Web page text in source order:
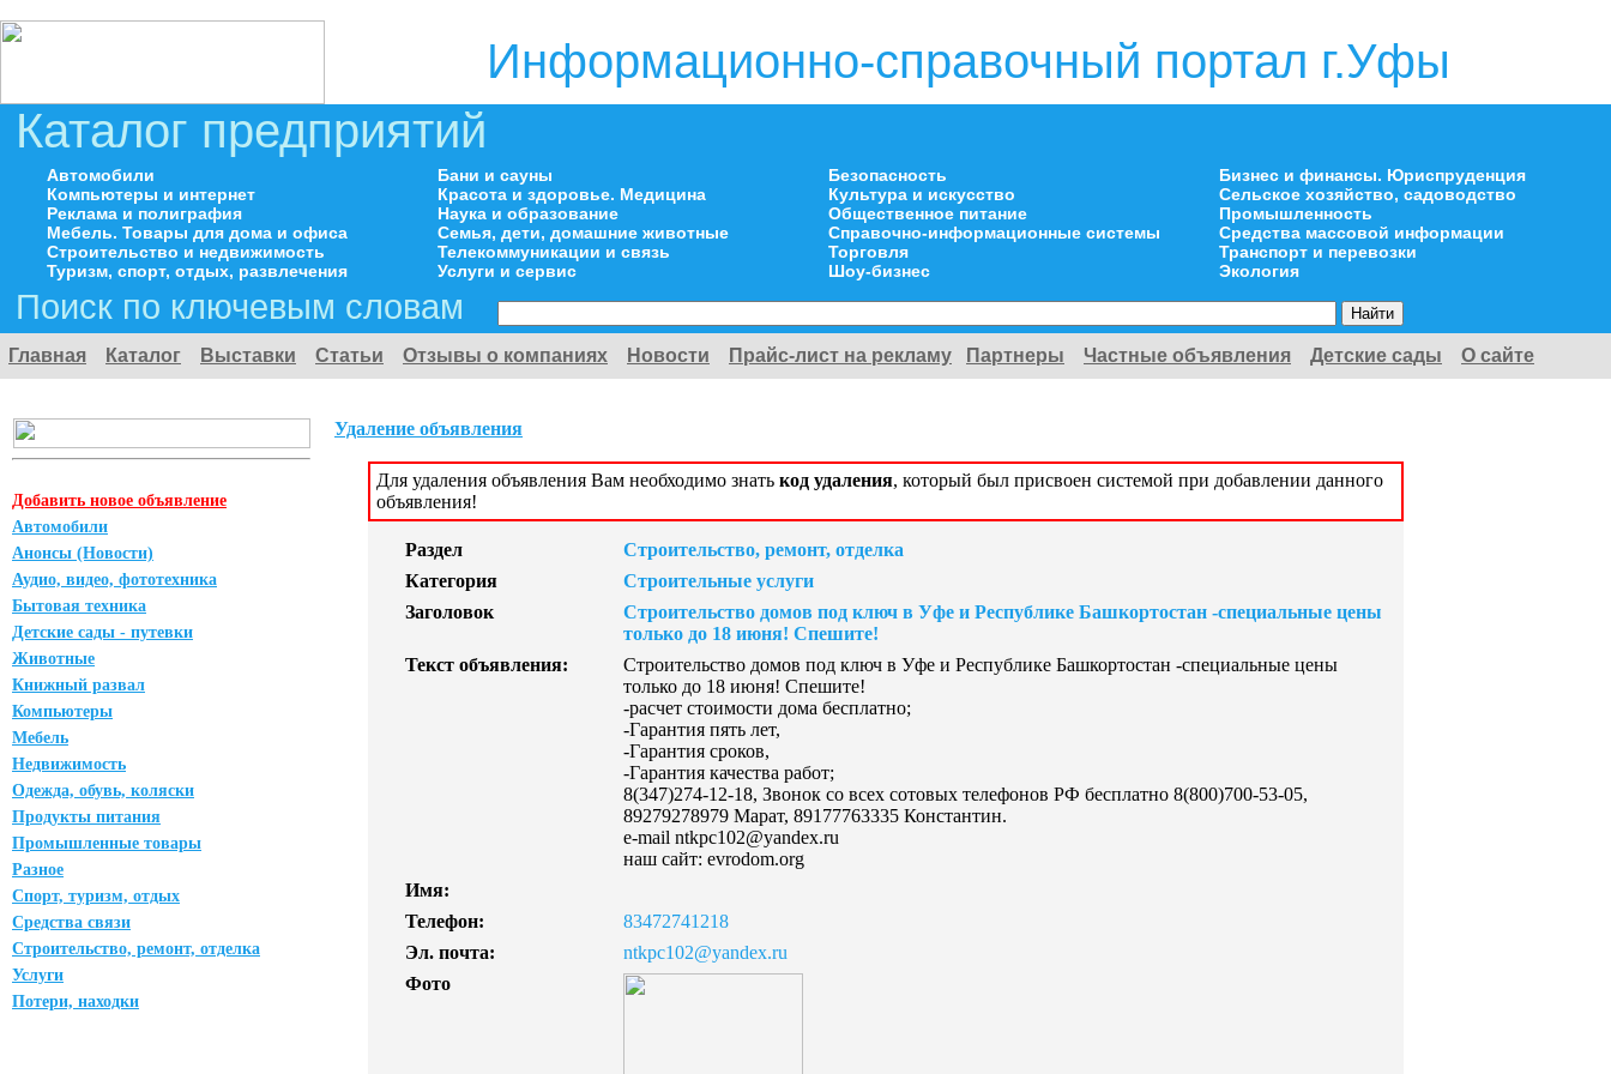
Информационно-справочный портал г.Уфы
Каталог предприятий
Автомобили
Компьютеры и интернет
Реклама и полиграфия
Мебель. Товары для дома и офиса
Строительство и недвижимость
Туризм, спорт, отдых, развлечения
Бани и сауны
Красота и здоровье. Медицина
Наука и образование
Семья, дети, домашние животные
Телекоммуникации и связь
Услуги и сервис
Безопасность
Культура и искусство
Общественное питание
Справочно-информационные системы
Торговля
Шоу-бизнес
Бизнес и финансы. Юриспруденция
Сельское хозяйство, садоводство
Промышленность
Средства массовой информации
Транспорт и перевозки
Экология
Поиск по ключевым словам
Главная Каталог Выставки Статьи Отзывы о компаниях Новости Прайс-лист на рекламу Партнеры Частные объявления Детские сады О сайте
Добавить новое объявление
Автомобили
Анонсы (Новости)
Аудио, видео, фототехника
Бытовая техника
Детские сады - путевки
Животные
Книжный развал
Компьютеры
Мебель
Недвижимость
Одежда, обувь, коляски
Продукты питания
Промышленные товары
Разное
Спорт, туризм, отдых
Средства связи
Строительство, ремонт, отделка
Услуги
Потери, находки
Удаление объявления
Для удаления объявления Вам необходимо знать код удаления, который был присвоен системой при добавлении данного
объявления!
Раздел
Строительство, ремонт, отделка
Категория
Строительные услуги
Заголовок
Строительство домов под ключ в Уфе и Республике Башкортостан -специальные цены
только до 18 июня! Спешите!
Текст объявления:
Строительство домов под ключ в Уфе и Республике Башкортостан -специальные цены
только до 18 июня! Спешите!
-расчет стоимости дома бесплатно;
-Гарантия пять лет,
-Гарантия сроков,
-Гарантия качества работ;
8(347)274-12-18, Звонок со всех сотовых телефонов РФ бесплатно 8(800)700-53-05,
89279278979 Марат, 89177763335 Константин.
e-mail ntkpc102@yandex.ru
наш сайт: evrodom.org
Имя:
Телефон:
83472741218
Эл. почта:
ntkpc102@yandex.ru
Фото